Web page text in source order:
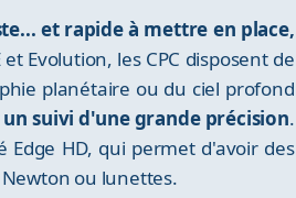
et rapide à mettre en place,
Evolution, les CPC disposent de
planétaire ou du ciel profond
suivi d'une grande précision.
Edge HD, qui permet d'avoir des
ou lunettes.